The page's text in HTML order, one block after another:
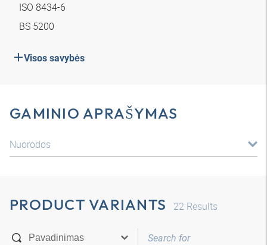
ISO 8434-6
BS 5200
Visos savybės
GAMINIO APRAŠYMAS
Nuorodos
PRODUCT VARIANTS 22 Results